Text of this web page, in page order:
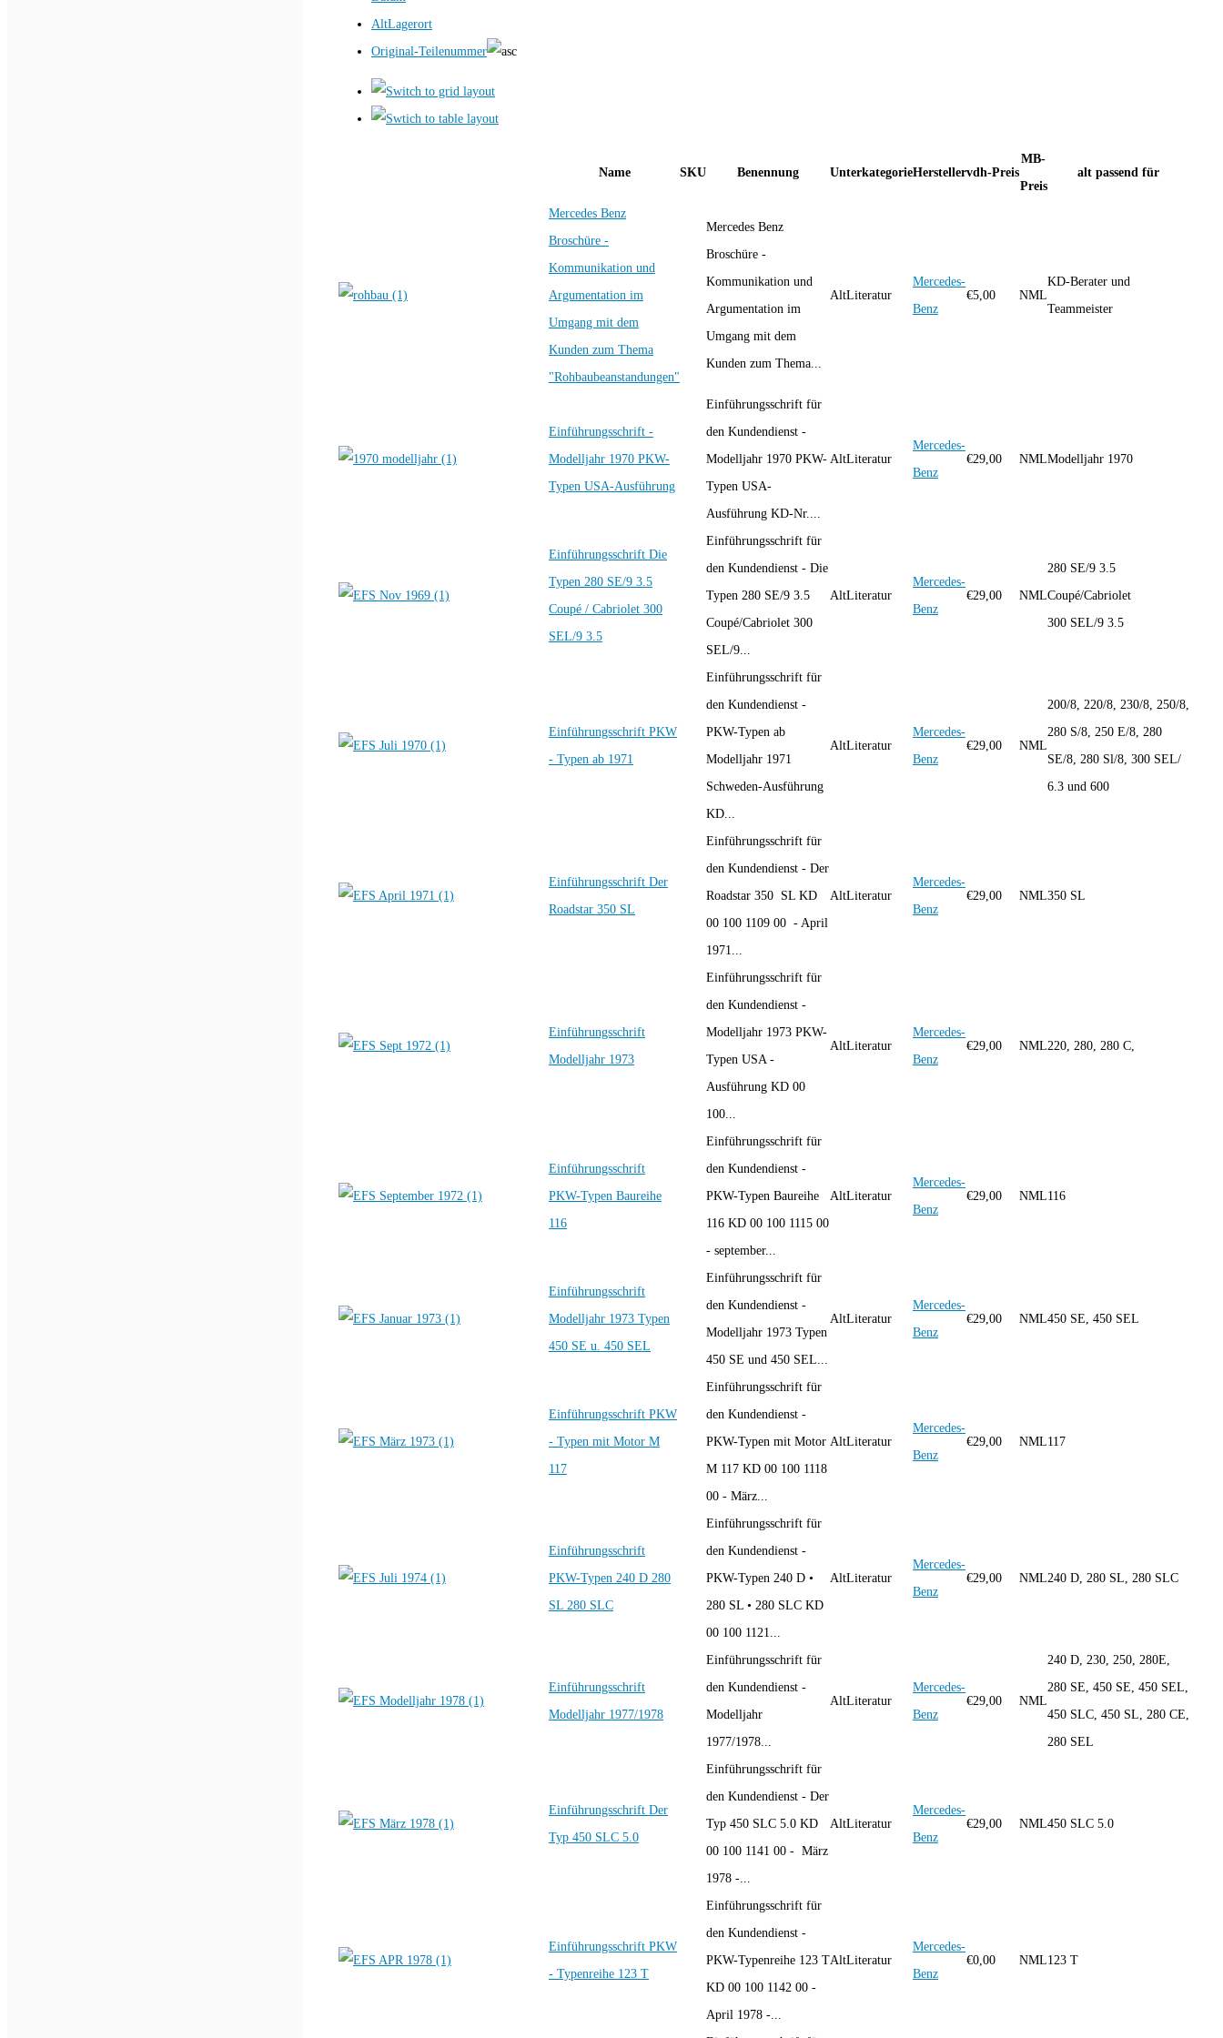
AltLagerort
Original-Teilenummer
Name SKU Benennung UnterkategorieHerstellervdh-Preis
MB-
Preis
alt passend für
Mercedes Benz
Broschüre -
Kommunikation und
Argumentation im
Umgang mit dem
Kunden zum Thema
"Rohbaubeanstandungen"
Mercedes Benz
Broschüre -
Kommunikation und
Argumentation im
Umgang mit dem
Kunden zum Thema...
AltLiteratur
Mercedes-
Benz
€5,00 NML
KD-Berater und
Teammeister
Einführungsschrift -
Modelljahr 1970 PKW-
Typen USA-Ausführung
Einführungsschrift für
den Kundendienst -
Modelljahr 1970 PKW-
Typen USA-
Ausführung KD-Nr....
AltLiteratur
Mercedes-
Benz
€29,00 NMLModelljahr 1970
Einführungsschrift Die
Typen 280 SE/9 3.5
Coupé / Cabriolet 300
SEL/9 3.5
Einführungsschrift für
den Kundendienst - Die
Typen 280 SE/9 3.5
Coupé/Cabriolet 300
SEL/9...
AltLiteratur
Mercedes-
Benz
€29,00 NML
280 SE/9 3.5
Coupé/Cabriolet
300 SEL/9 3.5
Einführungsschrift PKW
- Typen ab 1971
Einführungsschrift für
den Kundendienst -
PKW-Typen ab
Modelljahr 1971
Schweden-Ausführung
KD...
AltLiteratur
Mercedes-
Benz
€29,00 NML
200/8, 220/8, 230/8, 250/8,
280 S/8, 250 E/8, 280
SE/8, 280 Sl/8, 300 SEL/
6.3 und 600
Einführungsschrift Der
Roadstar 350 SL
Einführungsschrift für
den Kundendienst - Der
Roadstar 350 SL KD
00 100 1109 00 - April
1971...
AltLiteratur
Mercedes-
Benz
€29,00 NML350 SL
Einführungsschrift
Modelljahr 1973
Einführungsschrift für
den Kundendienst -
Modelljahr 1973 PKW-
Typen USA -
Ausführung KD 00
100...
AltLiteratur
Mercedes-
Benz
€29,00 NML220, 280, 280 C,
Einführungsschrift
PKW-Typen Baureihe
116
Einführungsschrift für
den Kundendienst -
PKW-Typen Baureihe
116 KD 00 100 1115 00
- september...
AltLiteratur
Mercedes-
Benz
€29,00 NML116
Einführungsschrift
Modelljahr 1973 Typen
450 SE u. 450 SEL
Einführungsschrift für
den Kundendienst -
Modelljahr 1973 Typen
450 SE und 450 SEL...
AltLiteratur
Mercedes-
Benz
€29,00 NML450 SE, 450 SEL
Einführungsschrift PKW
- Typen mit Motor M
117
Einführungsschrift für
den Kundendienst -
PKW-Typen mit Motor
M 117 KD 00 100 1118
00 - März...
AltLiteratur
Mercedes-
Benz
€29,00 NML117
Einführungsschrift
PKW-Typen 240 D 280
SL 280 SLC
Einführungsschrift für
den Kundendienst -
PKW-Typen 240 D •
280 SL • 280 SLC KD
00 100 1121...
AltLiteratur
Mercedes-
Benz
€29,00 NML240 D, 280 SL, 280 SLC
Einführungsschrift
Modelljahr 1977/1978
Einführungsschrift für
den Kundendienst -
Modelljahr
1977/1978...
AltLiteratur
Mercedes-
Benz
€29,00 NML
240 D, 230, 250, 280E,
280 SE, 450 SE, 450 SEL,
450 SLC, 450 SL, 280 CE,
280 SEL
Einführungsschrift Der
Typ 450 SLC 5.0
Einführungsschrift für
den Kundendienst - Der
Typ 450 SLC 5.0 KD
00 100 1141 00 - März
1978 -...
AltLiteratur
Mercedes-
Benz
€29,00 NML450 SLC 5.0
Einführungsschrift PKW
- Typenreihe 123 T
Einführungsschrift für
den Kundendienst -
PKW-Typenreihe 123 T
KD 00 100 1142 00 -
April 1978 -...
AltLiteratur
Mercedes-
Benz
€0,00 NML123 T